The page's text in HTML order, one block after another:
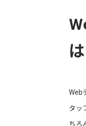
Web
タッ
ちろ